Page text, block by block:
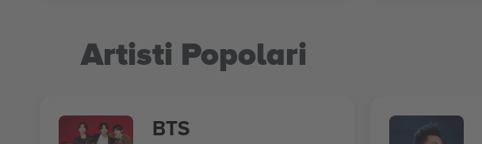
Artisti Popolari
BTS